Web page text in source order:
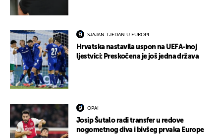
SJAJAN TJEDAN U EUROPI
Hrvatska nastavila uspon na UEFA-inoj
ljestvici: Preskočena je još jedna država
OPA!
Josip Šutalo radi transfer u redove
nogometnog diva i bivšeg prvaka Europe